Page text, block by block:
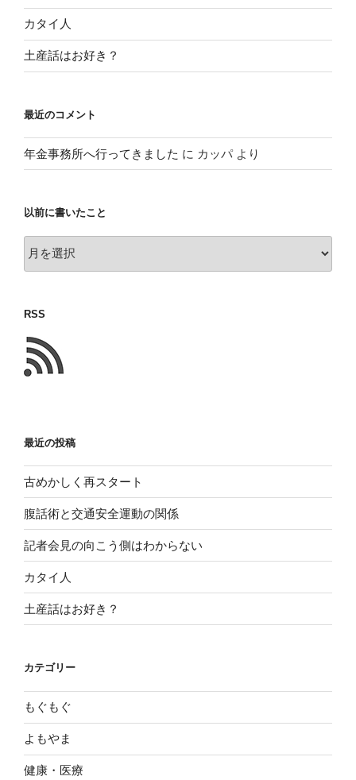
カタイ人
土産話はお好き？
最近のコメント
年金事務所へ行ってきました に カッパより
以前に書いたこと
前
い
た
こ
と
RSS
最近の投稿
古めかしく再スタート
腹話術と交通安全運動の関係
記者会見の向こう側はわからない
カタイ人
土産話はお好き？
カテゴリー
もぐもぐ
よもやま
健康・医療